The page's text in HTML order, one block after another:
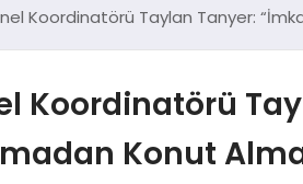
Koordinatörü Taylan Tanyer:
Koordinatörü
Konut